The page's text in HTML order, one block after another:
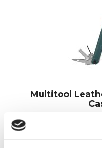
Multitool
Multitool